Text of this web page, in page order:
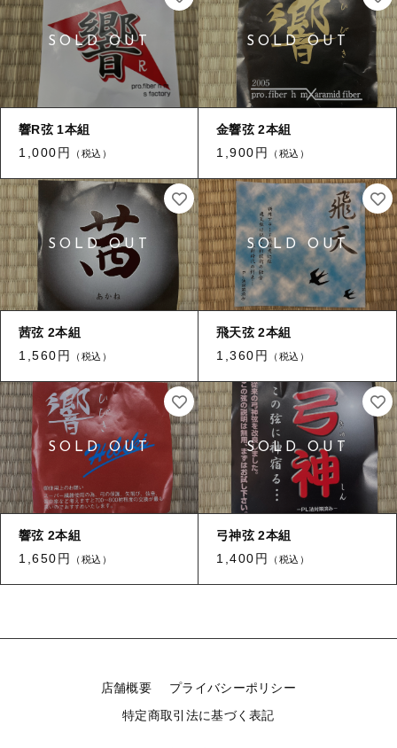
響R弦 1本組
1,000円
（税込）
金響弦 2本組
1,900円
（税込）
茜弦 2本組
1,560円
（税込）
飛天弦 2本組
1,360円
（税込）
響弦 2本組
1,650円
（税込）
弓神弦 2本組
1,400円
（税込）
店舗概要
プライバシーポリシー
特定商取引法に基づく表記